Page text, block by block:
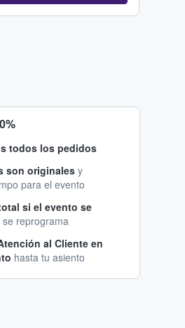
todos los pedidos
son originalesy
para el evento
si el evento se
se reprograma
al Cliente en
hasta tu asiento